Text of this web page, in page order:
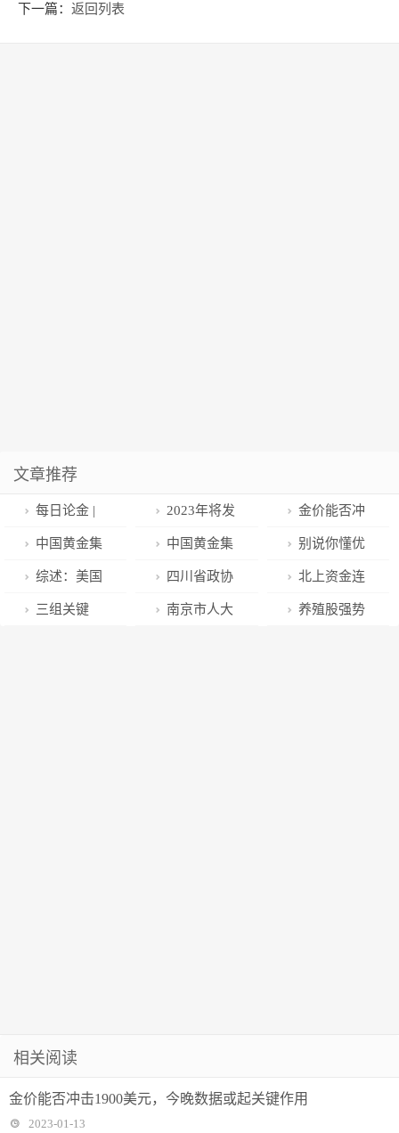
下一篇： 返回列表
文章推荐
每日论金 |
回调还是冲高
关注这一价位
2023年将发
行菱形和如意
形贵金属纪念
币
金价能否冲
击1900美元，
今晚数据或起
关键作用
中国黄金集
团：改革激活
一池春水
中国黄金集
团迅速贯彻落
实全国矿山智
别说你懂优
衣库：快时尚
里的绝对另类
综述：美国
通胀回落刺激
四川省政协
委员江欣国：
北上资金连
续流入，消费
三组关键 南京市人大 养殖股强势
相关阅读
金价能否冲击1900美元，今晚数据或起关键作用
2023-01-13